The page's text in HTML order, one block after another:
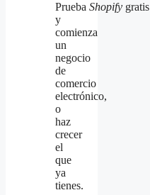
Prueba Shopify gratis
y
comienza
un
negocio
de
comercio
electrónico,
o
haz
crecer
el
que
ya
tienes.